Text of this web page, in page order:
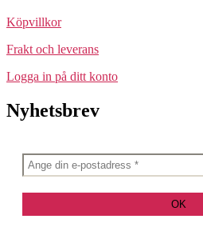
Köpvillkor
Frakt och leverans
Logga in på ditt konto
Nyhetsbrev